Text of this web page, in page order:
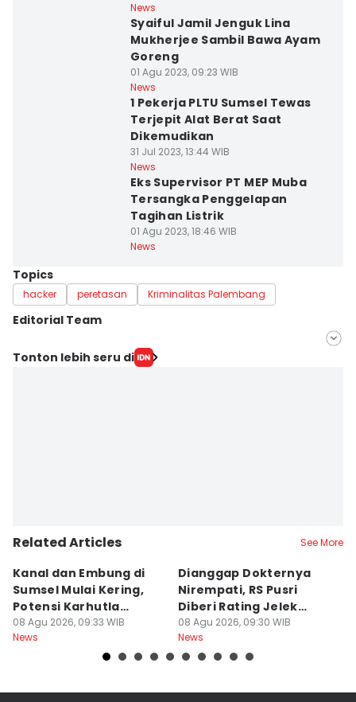
News
Syaiful Jamil Jenguk Lina
Mukherjee Sambil Bawa Ayam
Goreng
01 Agu 2023, 09:23 WIB
News
1 Pekerja PLTU Sumsel Tewas
Terjepit Alat Berat Saat
Dikemudikan
31 Jul 2023, 13:44 WIB
News
Eks Supervisor PT MEP Muba
Tersangka Penggelapan
Tagihan Listrik
01 Agu 2023, 18:46 WIB
News
Topics
hacker peretasan Kriminalitas Palembang
Editorial Team
Editor
Tonton lebih seru di
Related Articles See More
Kanal dan Embung di
Sumsel Mulai Kering,
Potensi Karhutla
Meningkat
08 Agu 2026, 09:33 WIB
News
Dianggap Dokternya
Nirempati, RS Pusri
Diberi Rating Jelek
Warga Net
08 Agu 2026, 09:30 WIB
News